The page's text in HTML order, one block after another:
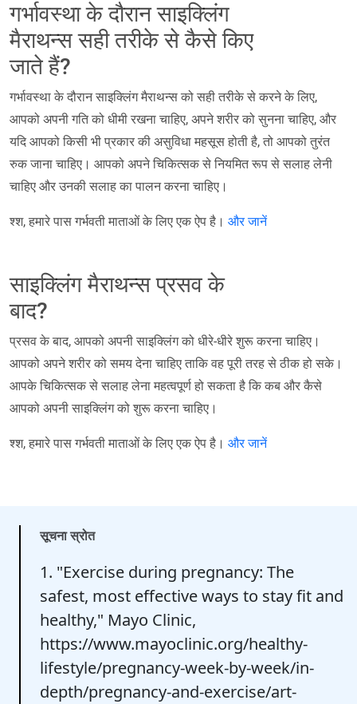
गर्भावस्था के दौरान साइक्लिंग
मैराथन्स सही तरीके से कैसे किए
जाते हैं?
गर्भावस्था के दौरान साइक्लिंग मैराथन्स को सही तरीके से करने के लिए,
आपको अपनी गति को धीमी रखना चाहिए, अपने शरीर को सुनना चाहिए, और
यदि आपको किसी भी प्रकार की असुविधा महसूस होती है, तो आपको तुरंत
रुक जाना चाहिए। आपको अपने चिकित्सक से नियमित रूप से सलाह लेनी
चाहिए और उनकी सलाह का पालन करना चाहिए।
श्श, हमारे पास गर्भवती माताओं के लिए एक ऐप है। और जानें
साइक्लिंग मैराथन्स प्रसव के
बाद?
प्रसव के बाद, आपको अपनी साइक्लिंग को धीरे-धीरे शुरू करना चाहिए।
आपको अपने शरीर को समय देना चाहिए ताकि वह पूरी तरह से ठीक हो सके।
आपके चिकित्सक से सलाह लेना महत्वपूर्ण हो सकता है कि कब और कैसे
आपको अपनी साइक्लिंग को शुरू करना चाहिए।
श्श, हमारे पास गर्भवती माताओं के लिए एक ऐप है। और जानें
सूचना स्रोत
1. "Exercise during pregnancy: The
safest, most effective ways to stay fit and
healthy," Mayo Clinic,
https://www.mayoclinic.org/healthy-
lifestyle/pregnancy-week-by-week/in-
depth/pregnancy-and-exercise/art-